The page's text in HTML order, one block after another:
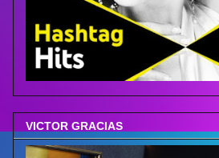
VICTOR GRACIAS